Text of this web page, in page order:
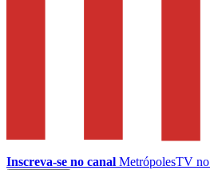
Inscreva-se no canal MetrópolesTV no